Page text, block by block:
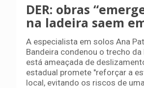
DER: obras
na ladeira saem
A especialista em solos Ana
Bandeira condenou o trecho da
está ameaçada de
estadual promete "reforçar a
local, evitando os riscos de